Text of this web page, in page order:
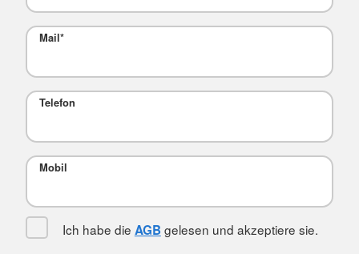
Mail*
Telefon
Mobil
Ich habe die AGB gelesen und akzeptiere sie.